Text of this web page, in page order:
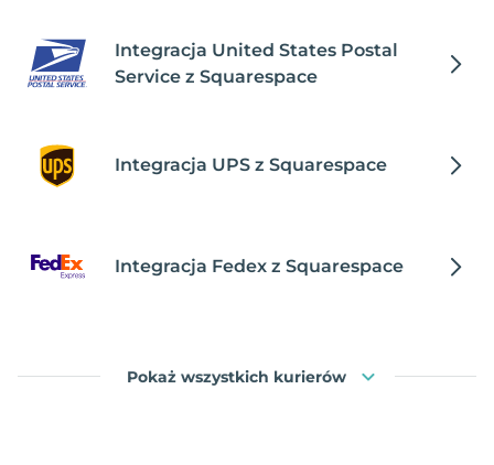
Integracja United States Postal
Service z Squarespace
Integracja UPS z Squarespace
Integracja Fedex z Squarespace
Pokaż wszystkich kurierów